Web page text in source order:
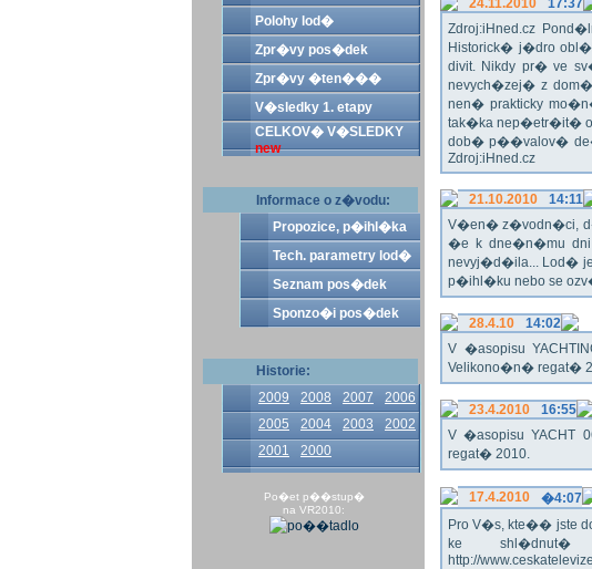
Polohy lod�
Zpr�vy pos�dek
Zpr�vy �ten���
V�sledky 1. etapy
CELKOV� V�SLEDKY
new
Informace o z�vodu:
Propozice, p�ihl�ka
Tech. parametry lod�
Seznam pos�dek
Sponzo�i pos�dek
Historie:
2009
2008 2007
2006
2005
2004 2003
2002
2001
2000
Po�et p��stup�
na VR2010:
24.11.2010
17:37
Zdroj:iHned.cz
Historick� j�dro
divit. Nikdy pr� ve
nevych�zej� z
nen� prakticky
tak�ka nep�etr�it�
dob� p��valov�
Zdroj:iHned.cz
21.10.2010
14:11
V�en� z�vodn�ci,
�e k dne�n�mu
nevyj�d�ila... Lod�
p�ihl�ku nebo se
28.4.10
14:02
V �asopisu
Velikono�n� regat�
23.4.2010
16:55
V �asopisu YACHT
regat� 2010.
17.4.2010
�4:07
Pro V�s, kte�� jste
ke
http://